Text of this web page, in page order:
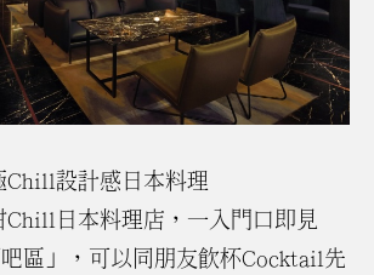
Chill設計感日本料理
Chill日本料理店，一入門口即見
吧區」，可以同朋友飲杯Cocktail先